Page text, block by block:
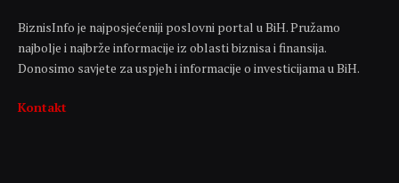
BiznisInfo je najposjećeniji poslovni portal u BiH. Pružamo
najbolje i najbrže informacije iz oblasti biznisa i finansija.
Donosimo savjete za uspjeh i informacije o investicijama u BiH.
Kontakt